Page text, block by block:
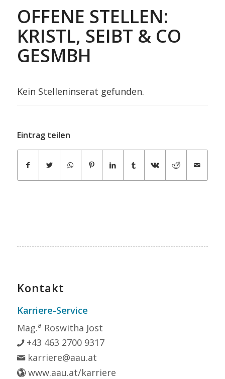
OFFENE STELLEN:
KRISTL, SEIBT & CO
GESMBH
Kein Stelleninserat gefunden.
Eintrag teilen
Kontakt
Karriere-Service
Mag.a Roswitha Jost
+43 463 2700 9317
karriere@aau.at
www.aau.at/karriere